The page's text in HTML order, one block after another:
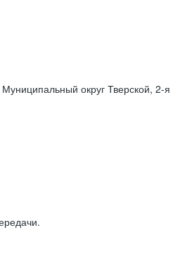
округ Тверской, 2-я